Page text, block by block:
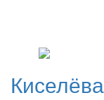
Киселёва